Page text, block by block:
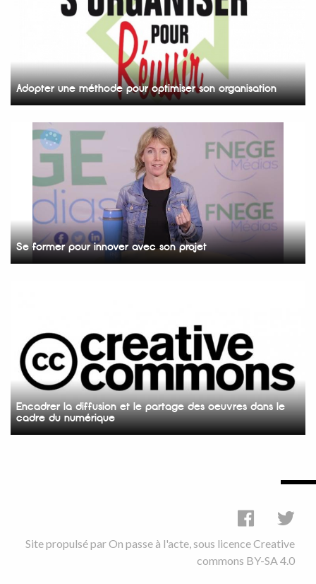
Adopter une méthode pour optimiser son organisation
Se former pour innover avec son projet
Encadrer la diffusion et le partage des oeuvres dans le
cadre du numérique
Site propulsé parOn passe à l'acte, sous licenceCreative
commons BY-SA 4.0